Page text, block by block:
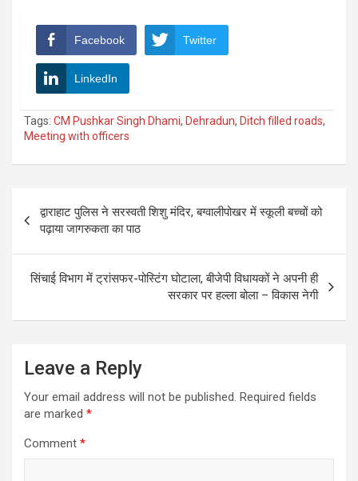
Facebook Twitter
LinkedIn
Tags: CM Pushkar Singh Dhami, Dehradun, Ditch filled roads,
Meeting with officers
navigation
द्वाराहाट पुलिस ने सरस्वती शिशु मंदिर, बग्वालीपोखर में स्कूली बच्चों को
पढ़ाया जागरुकता का पाठ
सिंचाई विभाग में ट्रांसफर-पोस्टिंग घोटाला, बीजेपी विधायकों ने अपनी ही
सरकार पर हल्ला बोला – विकास नेगी
Leave a Reply
Your email address will not be published. Required fields
are marked *
Comment *